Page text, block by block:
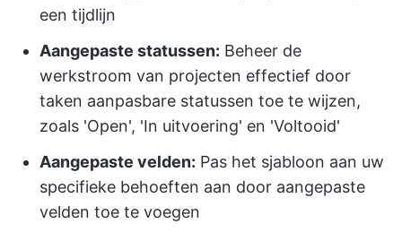
een tijdlijn
Aangepaste statussen: Beheer de
werkstroom van projecten effectief door
taken aanpasbare statussen toe te wijzen,
zoals 'Open', 'In uitvoering' en 'Voltooid'
Aangepaste velden: Pas het sjabloon aan uw
specifieke behoeften aan door aangepaste
velden toe te voegen